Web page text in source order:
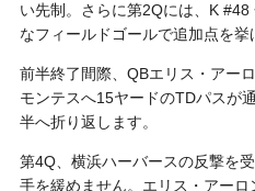
い先制。さらに第2Qには、K
なフィールドゴールで追加点を挙
前半終了間際、QBエリス・アー
モンテスへ15ヤードのTDパスが
半へ折り返します。
第4Q、横浜ハーバースの反撃を
手を緩めません。エリス・アー